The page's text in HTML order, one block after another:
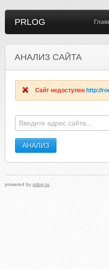
PRLOG
АНАЛИЗ САЙТА
Сайт недоступен http://
powered by prlog.ru